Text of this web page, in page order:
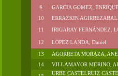
9
GARCIA GOMEZ, ENRIQUE
10
ERRAZKIN
11
IRIGARAY FERNÁNDEZ,
12 LOPEZ LANDA, Daniel
13
AGORRETA MORAZA, ANE
14
VILLAMAYOR MERINO,
URBE CASTELRUIZ